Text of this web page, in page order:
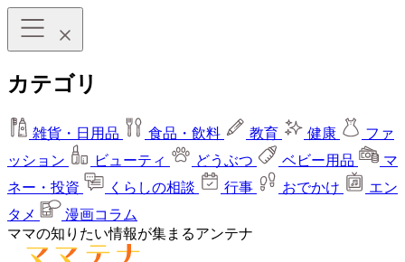
カテゴリ
雑貨・日用品 食品・飲料 教育 健康
ファ
ッション
ビューティ どうぶつ ベビー用品
マ
ネー・投資
くらしの相談 行事 おでかけ
エン
タメ
漫画コラム
ママの知りたい情報が集まるアンテナ